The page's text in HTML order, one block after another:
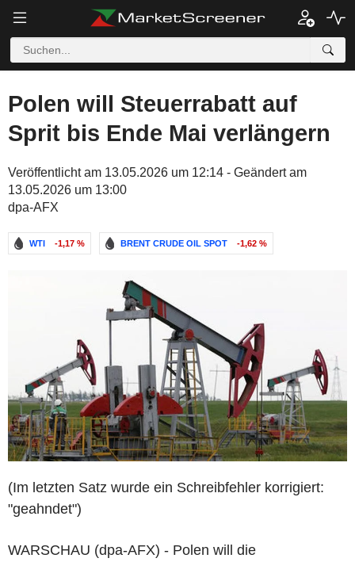
Polen will Steuerrabatt auf
Sprit bis Ende Mai verlängern
Veröffentlicht am 13.05.2026 um 12:14 - Geändert am
13.05.2026 um 13:00
dpa-AFX
WTI -1,17 % BRENT CRUDE OIL SPOT -1,62 %
(Im letzten Satz wurde ein Schreibfehler korrigiert:
"geahndet")
WARSCHAU (dpa-AFX) - Polen will die